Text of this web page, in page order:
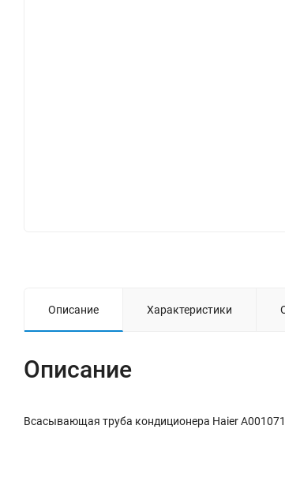
Описание Характеристики
Описание
Всасывающая труба кондиционера Haier